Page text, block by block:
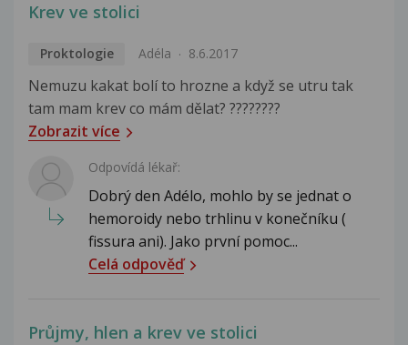
Krev ve stolici
Proktologie Adéla 8.6.2017
Nemuzu kakat bolí to hrozne a když se utru tak
tam mam krev co mám dělat? ????????
Zobrazit více
Odpovídá lékař:
Dobrý den Adélo, mohlo by se jednat o
hemoroidy nebo trhlinu v konečníku (
fissura ani). Jako první pomoc...
Celá odpověď
Průjmy, hlen a krev ve stolici